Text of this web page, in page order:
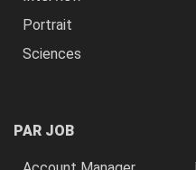
Portrait
Sciences
PAR JOB